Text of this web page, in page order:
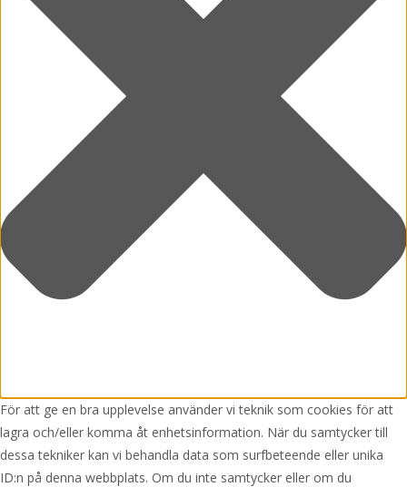
För att ge en bra upplevelse använder vi teknik som cookies för att
lagra och/eller komma åt enhetsinformation. När du samtycker till
dessa tekniker kan vi behandla data som surfbeteende eller unika
ID:n på denna webbplats. Om du inte samtycker eller om du